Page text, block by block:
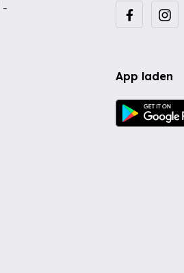
App laden
-